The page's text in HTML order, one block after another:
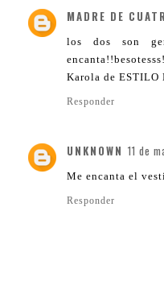
MADRE DE
los dos son
Karola de ESTILO
Responder
UNKNOWN 11 de
Me encanta el
Responder